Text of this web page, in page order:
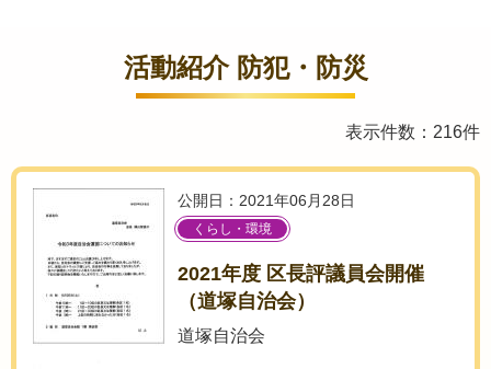
活動紹介 防犯・防災
表示件数：216件
公開日：2021年06月28日
くらし・環境
2021年度 区長評議員会開催
（道塚自治会）
道塚自治会